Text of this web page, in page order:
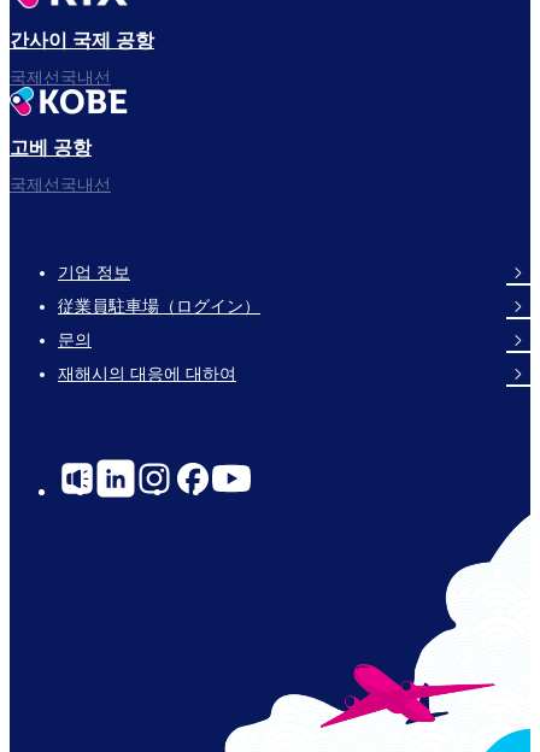
간사이 국제 공항
국제선국내선
고베 공항
국제선국내선
Footer
Links
기업 정보
従業員駐車場（ログイン）
문의
재해시의 대응에 대하여
Social